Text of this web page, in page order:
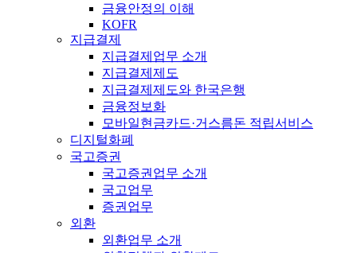
금융안정의 이해
KOFR
지급결제
지급결제업무 소개
지급결제제도
지급결제제도와 한국은행
금융정보화
모바일현금카드·거스름돈 적립서비스
디지털화폐
국고증권
국고증권업무 소개
국고업무
증권업무
외환
외환업무 소개